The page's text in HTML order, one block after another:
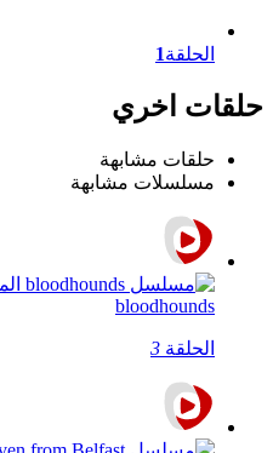
الحلقة1
حلقات اخري
حلقات مشابهة
مسلسلات مشابهة
bloodhounds
الحلقة 3